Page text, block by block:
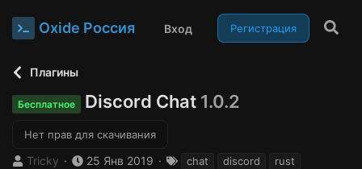
Oxide Россия Вход Регистрация
Плагины
Бесплатное Discord Chat 1.0.2
Нет прав для скачивания
А
Tricky
Д
25 Янв 2019
Тchat discord rust